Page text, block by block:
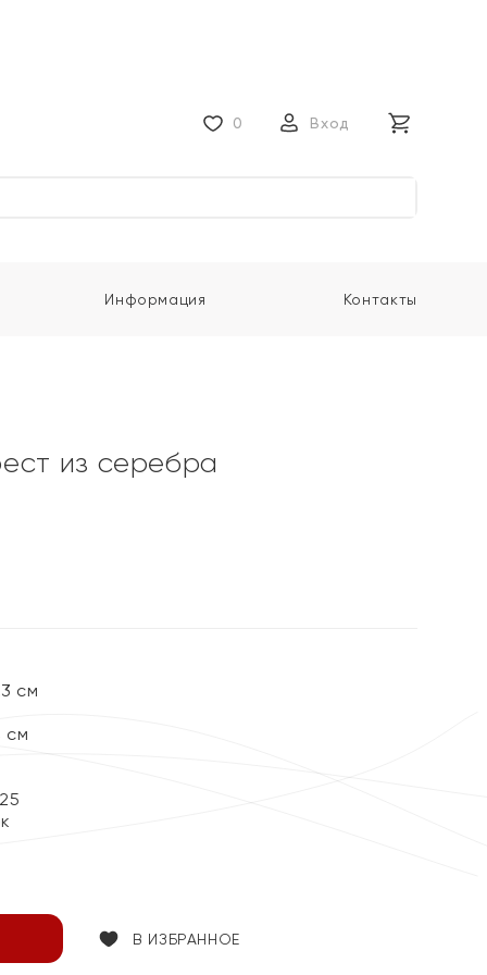
0 Вход
Информация Контакты
из серебра
см
см
В ИЗБРАННОЕ